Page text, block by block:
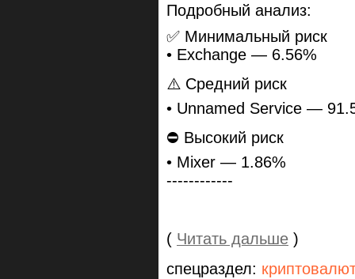
Подробный анализ:
✅ Минимальный риск
• Exchange — 6.56%
⚠️ Средний риск
• Unnamed Service —
⛔️ Высокий риск
• Mixer — 1.86%
------------
( Читать дальше )
спецраздел: